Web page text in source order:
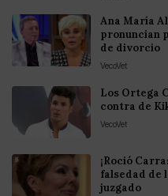
Ana María
pronuncian
de divorcio
VecoVet
Los Ortega
contra de
VecoVet
¡Roció
falsedad de
juzgado